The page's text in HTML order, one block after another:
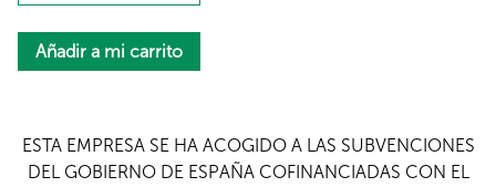
ESTA EMPRESA SE HA ACOGIDO A LAS SUBVENCIONES
DEL GOBIERNO DE ESPAÑA COFINANCIADAS CON EL